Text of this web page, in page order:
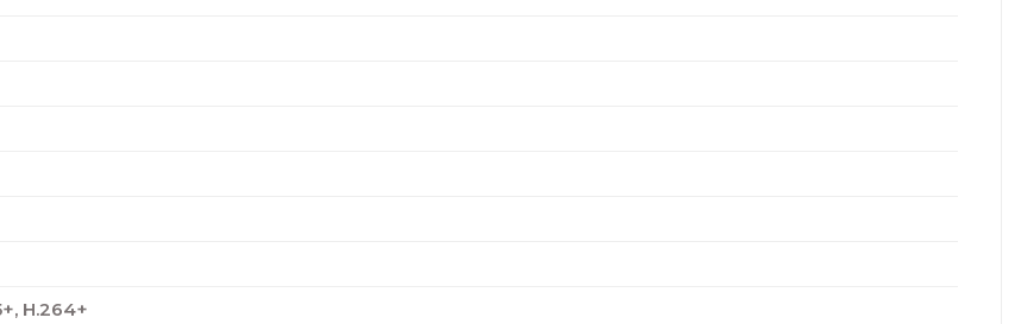
H.264+